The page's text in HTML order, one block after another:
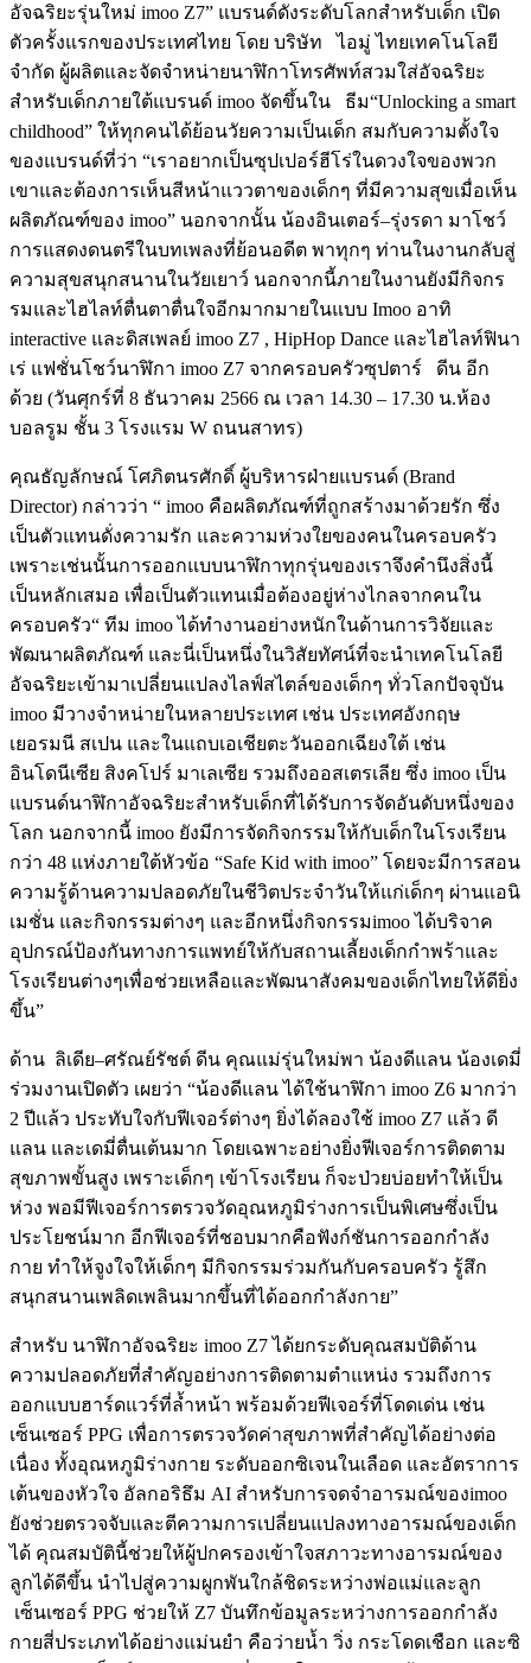
อัจฉริยะรุ่นใหม่ imoo Z7” แบรนด์ดังระดับโลกสำหรับเด็ก เปิด
ตัวครั้งแรกของประเทศไทย โดย บริษัท ไอมู่ ไทยเทคโนโลยี
จำกัด ผู้ผลิตและจัดจำหน่ายนาฬิกาโทรศัพท์สวมใส่อัจฉริยะ
สำหรับเด็กภายใต้แบรนด์ imoo จัดขึ้นใน ธีม“Unlocking a smart
childhood” ให้ทุกคนได้ย้อนวัยความเป็นเด็ก สมกับความตั้งใจ
ของแบรนด์ที่ว่า “เราอยากเป็นซุปเปอร์ฮีโร่ในดวงใจของพวก
เขาและต้องการเห็นสีหน้าแววตาของเด็กๆ ที่มีความสุขเมื่อเห็น
ผลิตภัณฑ์ของ imoo” นอกจากนั้น น้องอินเตอร์–รุ่งรดา มาโชว์
การแสดงดนตรีในบทเพลงที่ย้อนอดีต พาทุกๆ ท่านในงานกลับสู่
ความสุขสนุกสนานในวัยเยาว์ นอกจากนี้ภายในงานยังมีกิจกร
รมและไฮไลท์ตื่นตาตื่นใจอีกมากมายในแบบ Imoo อาทิ
interactive และดิสเพลย์ imoo Z7 , HipHop Dance และไฮไลท์ฟินา
เร่ แฟชั่นโชว์นาฬิกา imoo Z7 จากครอบครัวซุปตาร์ ดีน อีก
ด้วย (วันศุกร์ที่ 8 ธันวาคม 2566 ณ เวลา 14.30 – 17.30 น.ห้อง
บอลรูม ชั้น 3 โรงแรม W ถนนสาทร)
คุณธัญลักษณ์ โศภิตนรศักดิ์ ผู้บริหารฝ่ายแบรนด์ (Brand
Director) กล่าวว่า “ imoo คือผลิตภัณฑ์ที่ถูกสร้างมาด้วยรัก ซึ่ง
เป็นตัวแทนดั่งความรัก และความห่วงใยของคนในครอบครัว
เพราะเช่นนั้นการออกแบบนาฬิกาทุกรุ่นของเราจึงคำนึงสิ่งนี้
เป็นหลักเสมอ เพื่อเป็นตัวแทนเมื่อต้องอยู่ห่างไกลจากคนใน
ครอบครัว“ ทีม imooได้ทำงานอย่างหนักในด้านการวิจัยและ
พัฒนาผลิตภัณฑ์ และนี่เป็นหนึ่งในวิสัยทัศน์ที่จะนำเทคโนโลยี
อัจฉริยะเข้ามาเปลี่ยนแปลงไลฟ์สไตล์ของเด็กๆ ทั่วโลกปัจจุบัน
imoo มีวางจำหน่ายในหลายประเทศ เช่น ประเทศอังกฤษ
เยอรมนี สเปน และในแถบเอเชียตะวันออกเฉียงใต้ เช่น
อินโดนีเซีย สิงคโปร์ มาเลเซีย รวมถึงออสเตรเลีย ซึ่ง imoo เป็น
แบรนด์นาฬิกาอัจฉริยะสำหรับเด็กที่ได้รับการจัดอันดับหนึ่งของ
โลก นอกจากนี้ imoo ยังมีการจัดกิจกรรมให้กับเด็กในโรงเรียน
กว่า 48 แห่งภายใต้หัวข้อ “Safe Kid with imoo” โดยจะมีการสอน
ความรู้ด้านความปลอดภัยในชีวิตประจำวันให้แก่เด็กๆ ผ่านแอนิ
เมชั่น และกิจกรรมต่างๆ และอีกหนึ่งกิจกรรมimooได้บริจาค
อุปกรณ์ป้องกันทางการแพทย์ให้กับสถานเลี้ยงเด็กกำพร้าและ
โรงเรียนต่างๆเพื่อช่วยเหลือและพัฒนาสังคมของเด็กไทยให้ดียิ่ง
ขึ้น”
ด้าน ลิเดีย–ศรัณย์รัชต์ ดีน คุณแม่รุ่นใหม่พา น้องดีแลน น้องเดมี่
ร่วมงานเปิดตัว เผยว่า “น้องดีแลน ได้ใช้นาฬิกา imoo Z6 มากว่า
2 ปีแล้ว ประทับใจกับฟีเจอร์ต่างๆ ยิ่งได้ลองใช้ imoo Z7 แล้ว ดี
แลน และเดมี่ตื่นเต้นมาก โดยเฉพาะอย่างยิ่งฟีเจอร์การติดตาม
สุขภาพขั้นสูง เพราะเด็กๆ เข้าโรงเรียน ก็จะป่วยบ่อยทำให้เป็น
ห่วง พอมีฟีเจอร์การตรวจวัดอุณหภูมิร่างการเป็นพิเศษซึ่งเป็น
ประโยชน์มาก อีกฟีเจอร์ที่ชอบมากคือฟังก์ชันการออกกำลัง
กาย ทำให้จูงใจให้เด็กๆ มีกิจกรรมร่วมกันกับครอบครัว รู้สึก
สนุกสนานเพลิดเพลินมากขึ้นที่ได้ออกกำลังกาย”
สำหรับ นาฬิกาอัจฉริยะ imoo Z7 ได้ยกระดับคุณสมบัติด้าน
ความปลอดภัยที่สำคัญอย่างการติดตามตำแหน่ง รวมถึงการ
ออกแบบฮาร์ดแวร์ที่ล้ำหน้า พร้อมด้วยฟีเจอร์ที่โดดเด่น เช่น
เซ็นเซอร์ PPG เพื่อการตรวจวัดค่าสุขภาพที่สำคัญได้อย่างต่อ
เนื่อง ทั้งอุณหภูมิร่างกาย ระดับออกซิเจนในเลือด และอัตราการ
เต้นของหัวใจ อัลกอริธึม AI สำหรับการจดจำอารมณ์ของimoo
ยังช่วยตรวจจับและตีความการเปลี่ยนแปลงทางอารมณ์ของเด็ก
ได้ คุณสมบัตินี้ช่วยให้ผู้ปกครองเข้าใจสภาวะทางอารมณ์ของ
ลูกได้ดีขึ้น นำไปสู่ความผูกพันใกล้ชิดระหว่างพ่อแม่และลูก
เซ็นเซอร์ PPG ช่วยให้ Z7 บันทึกข้อมูลระหว่างการออกกำลัง
กายสี่ประเภทได้อย่างแม่นยำ คือว่ายน้ำ วิ่ง กระโดดเชือก และซิ